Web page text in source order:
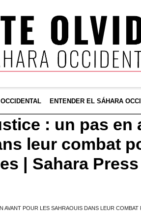
ENTENDER EL SÁHARA
: un pas en
leur combat
| Sahara
AVANT POUR LES SAHRAOUIS DANS LEUR